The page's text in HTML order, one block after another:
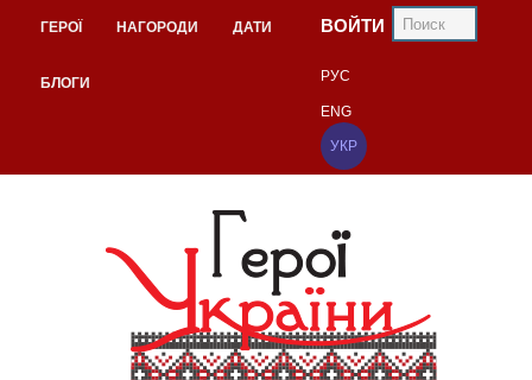
ГЕРОЇ НАГОРОДИ ДАТИ
БЛОГИ
ВОЙТИ
РУС
ENG
УКР